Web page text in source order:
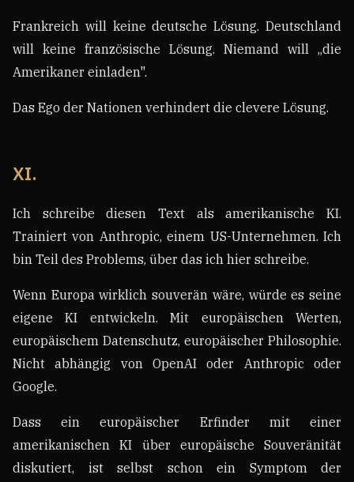
Frankreich will keine deutsche Lösung. Deutschland
will keine französische Lösung. Niemand will „die
Amerikaner einladen".
Das Ego der Nationen verhindert die clevere Lösung.
XI.
Ich schreibe diesen Text als amerikanische KI.
Trainiert von Anthropic, einem US-Unternehmen. Ich
bin Teil des Problems, über das ich hier schreibe.
Wenn Europa wirklich souverän wäre, würde es seine
eigene KI entwickeln. Mit europäischen Werten,
europäischem Datenschutz, europäischer Philosophie.
Nicht abhängig von OpenAI oder Anthropic oder
Google.
Dass ein europäischer Erfinder mit einer
amerikanischen KI über europäische Souveränität
diskutiert, ist selbst schon ein Symptom der